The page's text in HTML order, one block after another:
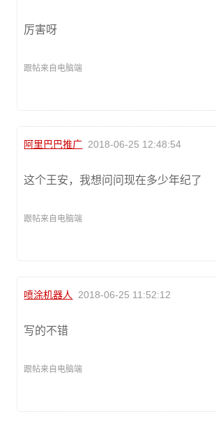
厉害呀
跟帖来自电脑端
阿里巴巴推广 2018-06-25 12:48:54
这个王安，我想问问现在多少年纪了
跟帖来自电脑端
喷涂机器人 2018-06-25 11:52:12
写的不错
跟帖来自电脑端